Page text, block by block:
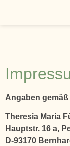
Angaben gemäß
Theresia Maria
Hauptstr. 16 a,
D-93170